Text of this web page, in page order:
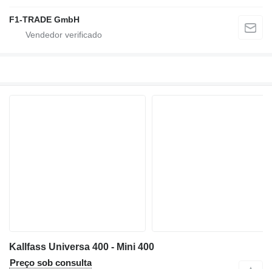
F1-TRADE GmbH
Kallfass Universa 400 - Mini 400
Preço sob consulta